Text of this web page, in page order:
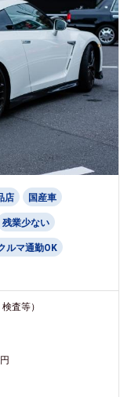
店 国産車
残業少ない
ルマ通勤OK
査等）